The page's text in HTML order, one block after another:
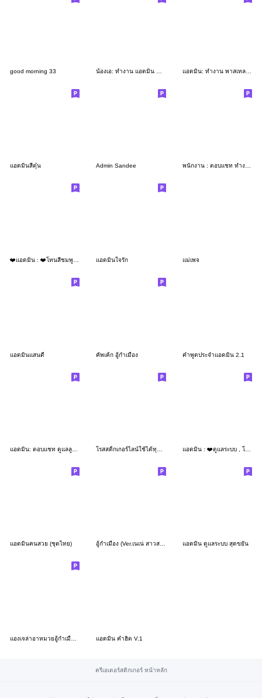
good morning 33 แอดมิน: ทำงาน พาสเทล V.1
แอดมินสีตุ๋น Admin Sandee พนักงาน : ตอบแชท ทำงาน ดูแลระบบ
❤️แอดมิน : ❤️โทนสีชมพู,น่ารัก❤️ แอดมินใจรัก แม่เพจ
แอดมินแสนดี คัพเค้ก อู้กำเมือง คำพูดประจำแอดมิน 2.1
แอดมิน : ❤️ดูแลระบบ , โทนสีเขียว
แอดมินคนสวย (ชุดไทย) อู้กำเมือง (Ver.เนเน่ สาวสวยใส) แอดมิน ดูแลระบบ สุดขยัน
แอดมิน คำฮิต V.1
ครีเอเตอร์สติกเกอร์ หน้าหลัก